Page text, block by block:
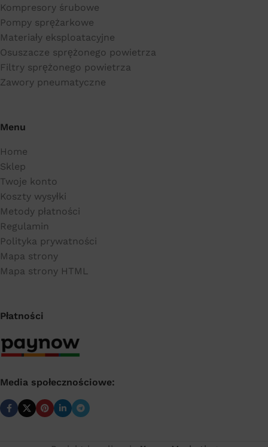
Kompresory śrubowe
Pompy sprężarkowe
Materiały eksploatacyjne
Osuszacze sprężonego powietrza
Filtry sprężonego powietrza
Zawory pneumatyczne
Menu
Home
Sklep
Twoje konto
Koszty wysyłki
Metody płatności
Regulamin
Polityka prywatności
Mapa strony
Mapa strony HTML
Płatności
Media społecznościowe: